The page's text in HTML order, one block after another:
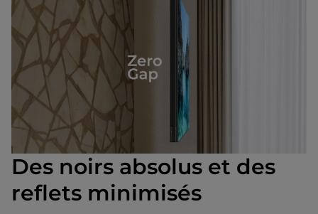
Des noirs absolus et des
reflets minimisés